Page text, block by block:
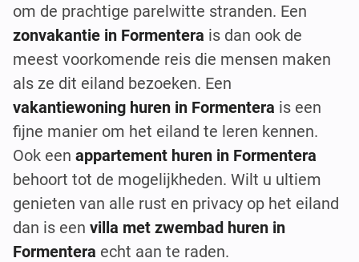
om de prachtige parelwitte stranden. Een
zonvakantie in Formentera is dan ook de
meest voorkomende reis die mensen maken
als ze dit eiland bezoeken. Een
vakantiewoning huren in Formentera is een
fijne manier om het eiland te leren kennen.
Ook een appartement huren in Formentera
behoort tot de mogelijkheden. Wilt u ultiem
genieten van alle rust en privacy op het eiland
dan is een villa met zwembad huren in
Formentera echt aan te raden.